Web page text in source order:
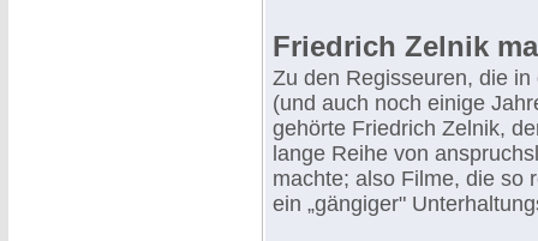
Friedrich Zelnik
Zu den Regisseuren, die
(und auch noch einige
gehörte Friedrich Zelnik,
lange Reihe von
machte; also Filme, die so
ein „gängiger"